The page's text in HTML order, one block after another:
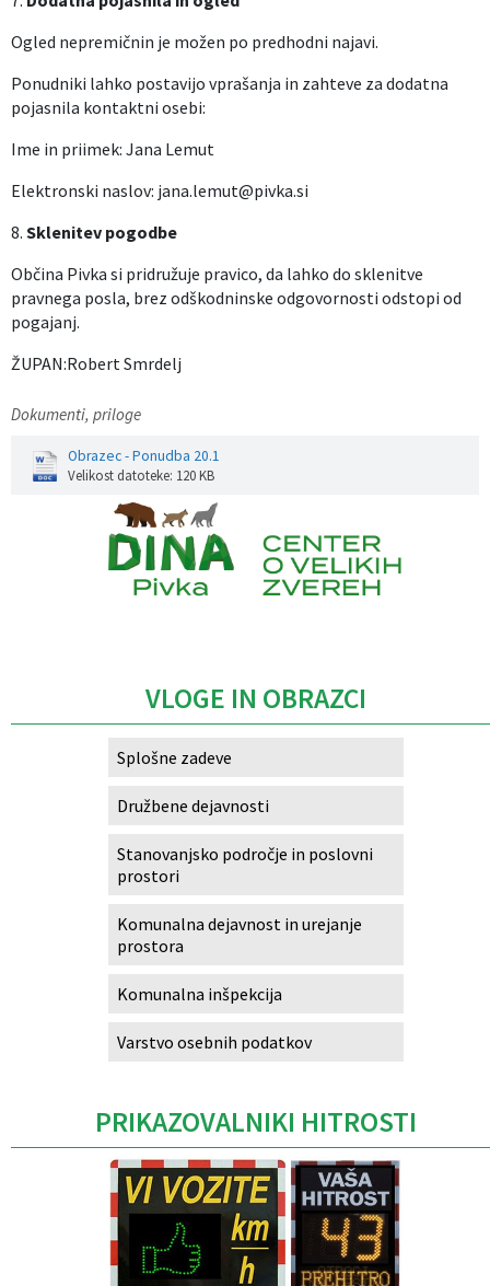
Ogled nepremičnin je možen po predhodni najavi.
Ponudniki lahko postavijo vprašanja in zahteve za dodatna
pojasnila kontaktni osebi:
Ime in priimek: Jana Lemut
Elektronski naslov: jana.lemut@pivka.si
8. Sklenitev pogodbe
Občina Pivka si pridružuje pravico, da lahko do sklenitve
pravnega posla, brez odškodninske odgovornosti odstopi od
pogajanj.
ŽUPAN:Robert Smrdelj
Dokumenti, priloge
Obrazec - Ponudba 20.1
Velikost datoteke: 120 KB
VLOGE IN OBRAZCI
Splošne zadeve
Družbene dejavnosti
Stanovanjsko področje in poslovni
prostori
Komunalna dejavnost in urejanje
prostora
Komunalna inšpekcija
Varstvo osebnih podatkov
PRIKAZOVALNIKI HITROSTI